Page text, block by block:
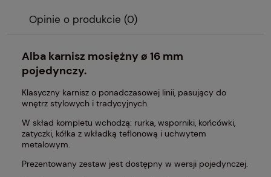
Opinie o produkcie (0)
Alba karnisz mosiężny ø 16 mm
pojedynczy.
Klasyczny karnisz o ponadczasowej linii, pasujący do
wnętrz stylowych i tradycyjnych.
W skład kompletu wchodzą: rurka, wsporniki, końcówki,
zatyczki, kółka z wkładką teflonową i uchwytem
metalowym.
Prezentowany zestaw jest dostępny w wersji pojedynczej.